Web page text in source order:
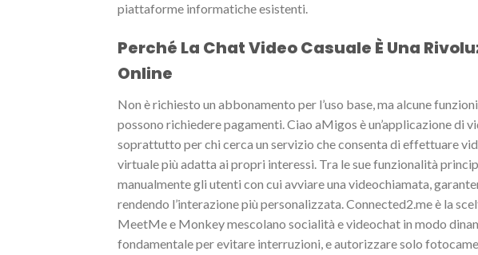
piattaforme informatiche esistenti.
Perché La Chat Video Casuale È Una
Online
Non è richiesto un abbonamento per l’uso base, ma alcune
possono richiedere pagamenti. Ciao aMigos è un’applicazione di
soprattutto per chi cerca un servizio che consenta di effettuare
virtuale più adatta ai propri interessi. Tra le sue funzionalità
manualmente gli utenti con cui avviare una videochiamata,
rendendo l’interazione più personalizzata. Connected2.me è la
MeetMe e Monkey mescolano socialità e videochat in modo
fondamentale per evitare interruzioni, e autorizzare solo